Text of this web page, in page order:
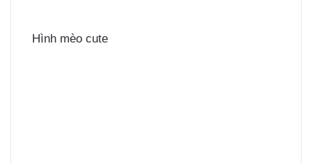
Hình mèo cute